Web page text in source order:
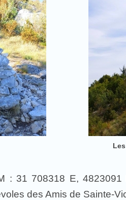
: 31 708318 E, 4823091
des Amis de Sainte-